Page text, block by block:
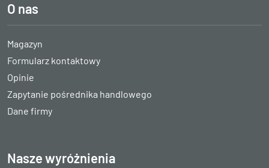
O nas
Magazyn
Formularz kontaktowy
Opinie
Zapytanie pośrednika handlowego
Dane firmy
Nasze wyróżnienia